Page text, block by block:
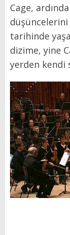
Cage,
düşüncelerini
tarihinde
dizime, yine
yerden kendi